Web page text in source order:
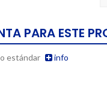
PARA ESTE
estándar info